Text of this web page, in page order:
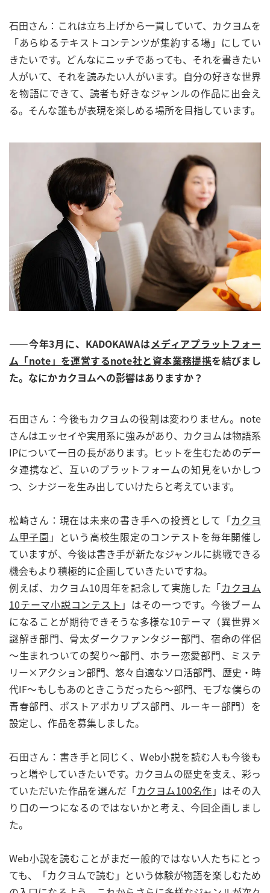
石田さん：これは立ち上げから一貫していて、カクヨムを
「あらゆるテキストコンテンツが集約する場」にしてい
きたいです。どんなにニッチであっても、それを書きたい
人がいて、それを読みたい人がいます。自分の好きな世界
を物語にできて、読者も好きなジャンルの作品に出会え
る。そんな誰もが表現を楽しめる場所を目指しています。
――今年3月に、KADOKAWAはメディアプラットフォー
ム「note」を運営するnote社と資本業務提携を結びまし
た。なにかカクヨムへの影響はありますか？
石田さん：今後もカクヨムの役割は変わりません。note
さんはエッセイや実用系に強みがあり、カクヨムは物語系
IPについて一日の長があります。ヒットを生むためのデー
タ連携など、互いのプラットフォームの知見をいかしつ
つ、シナジーを生み出していけたらと考えています。
松崎さん：現在は未来の書き手への投資として「カクヨ
ム甲子園 」という高校生限定のコンテストを毎年開催し
ていますが、今後は書き手が新たなジャンルに挑戦できる
機会もより積極的に企画していきたいですね。
例えば、カクヨム10周年を記念して実施した「カクヨム
10テーマ小説コンテスト 」はその一つです。今後ブーム
になることが期待できそうな多様な10テーマ（異世界×
謎解き部門、骨太ダークファンタジー部門、宿命の伴侶
～生まれついての契り～部門、ホラー恋愛部門、ミステ
リー×アクション部門、悠々自適なソロ活部門、歴史・時
代IF～もしもあのときこうだったら～部門、モブな僕らの
青春部門、ポストアポカリプス部門、ルーキー部門）を
設定し、作品を募集しました。
石田さん：書き手と同じく、Web小説を読む人も今後も
っと増やしていきたいです。カクヨムの歴史を支え、彩っ
ていただいた作品を選んだ「カクヨム100名作 」はその入
り口の一つになるのではないかと考え、今回企画しまし
た。
Web小説を読むことがまだ一般的ではない人たちにとっ
ても、「カクヨムで読む」という体験が物語を楽しむため